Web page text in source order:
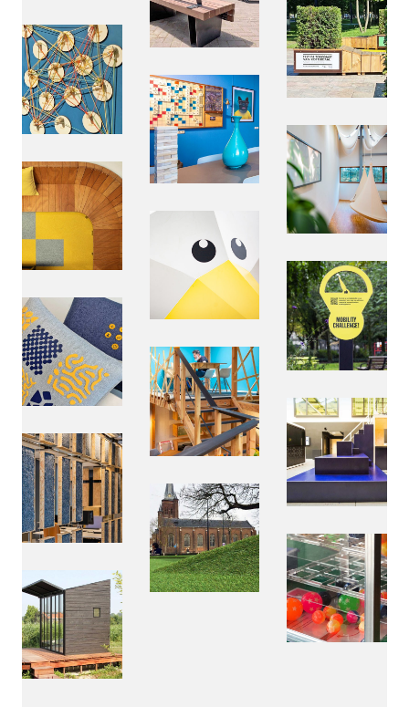
bende
ontwerp en realisatie sinds 2011
pages
bendeleden
onze aanpak
contact
cookie beleid
algemene voorwaarden
projecten
particulier
interieur
placemaking
interactief, educatie en kunst
home
vacatures